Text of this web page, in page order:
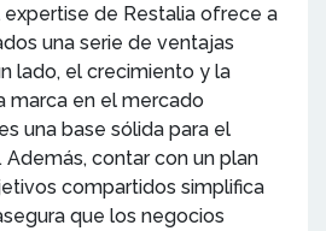
de Restalia ofrece a
una serie de ventajas
lado, el crecimiento y la
marca en el mercado
una base sólida para el
Además, contar con un plan
compartidos simplifica
que los negocios